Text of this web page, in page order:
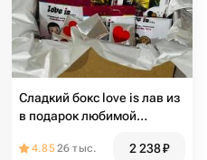
Сладкий бокс love is лав из
в подарок любимой
4.8526 тыс. 2 238₽